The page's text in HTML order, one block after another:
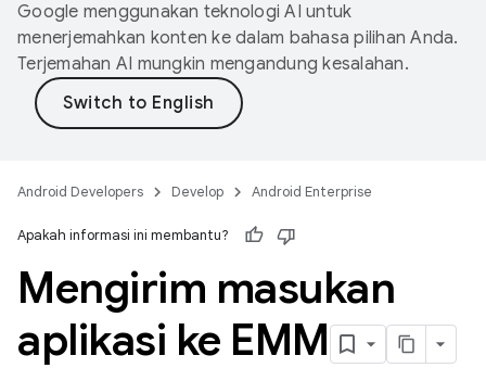
Google menggunakan teknologi AI untuk
menerjemahkan konten ke dalam bahasa pilihan Anda.
Terjemahan AI mungkin mengandung kesalahan.
Android Developers Develop Android Enterprise
Apakah informasi ini membantu?
Mengirim masukan
aplikasi ke EMM